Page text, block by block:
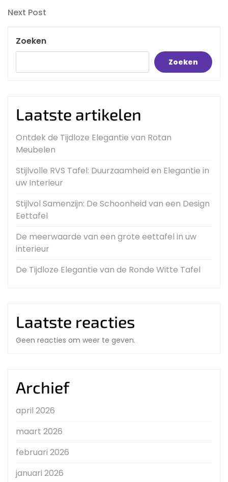
navigatie
Next
Next Post
Zoeken
Zoeken
Laatste artikelen
Ontdek de Tijdloze Elegantie van Rotan
Meubelen
Stijlvolle RVS Tafel: Duurzaamheid en Elegantie in
uw Interieur
Stijlvol Samenzijn: De Schoonheid van een Design
Eettafel
De meerwaarde van een grote eettafel in uw
interieur
De Tijdloze Elegantie van de Ronde Witte Tafel
Laatste reacties
Geen reacties om weer te geven.
Archief
april 2026
maart 2026
februari 2026
januari 2026